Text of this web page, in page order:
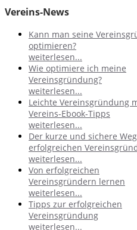
Vereins-News
Kann man seine
optimieren?
weiterlesen...
Wie optimiere ich meine
Vereinsgründung?
weiterlesen...
Leichte Vereinsgründung
Vereins-Ebook-Tipps
weiterlesen...
Der kurze und sichere
erfolgreichen
weiterlesen...
Von erfolgreichen
Vereinsgründern lernen
weiterlesen...
Tipps zur erfolgreichen
Vereinsgründung
weiterlesen...